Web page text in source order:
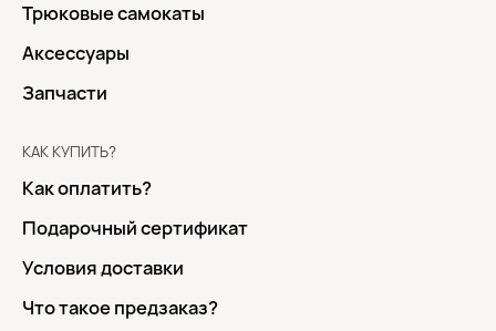
Трюковые самокаты
Аксессуары
Запчасти
КАК КУПИТЬ?
Как оплатить?
Подарочный сертификат
Условия доставки
Что такое предзаказ?